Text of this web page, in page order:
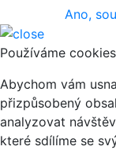
Ano,
Používáme cookies
Abychom vám
přizpůsobený
analyzovat
které sdílíme se